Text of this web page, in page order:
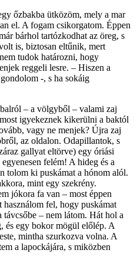
őzbakba ütközöm, mely a mar
el. A fogam csikorgatom. Éppen
bárhol tartózkodhat az öreg, s
is, biztosan eltűnik, mert
tudok határozni, hogy
reggeli lesre. – Hiszen a
-, s ha sokáig
– a völgyből – valami zaj
igyekeznek kikerülni a baktól
vagy ne menjek? Újra zaj
az oldalon. Odapillantok, s
gallyat eltörve) egy óriási
felém! A hideg és a
tolom ki puskámat a hónom alól.
mint egy szekrény.
jókora fa van – most éppen
fel, hogy puskámat
– nem látom. Hát hol a
és egy bokor mögül előlép. A
mintha szurkozva volna. A
a lapockájára, s miközben